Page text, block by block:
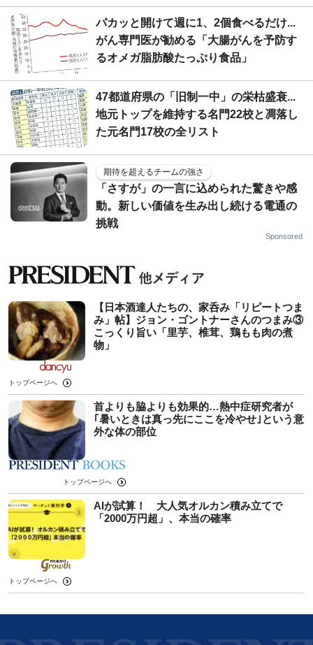
パカッと開けて週に1、2個食べるだけ...
がん専門医が勧める「大腸がんを予防す
るオメガ脂肪酸たっぷり食品」
47都道府県の「旧制一中」の栄枯盛衰...
地元トップを維持する名門22校と凋落し
た元名門17校の全リスト
期待を超えるチームの強さ
「さすが」の一言に込められた驚きや感
動。新しい価値を生み出し続ける電通の
挑戦
Sponsored
【日本酒達人たちの、家呑み「リピートつま
み」帖】ジョン・ゴントナーさんのつまみ③
こっくり旨い「里芋、椎茸、鶏もも肉の煮
物」
トップページへ
首よりも脇よりも効果的…熱中症研究者が
｢暑いときは真っ先にここを冷やせ｣という意
外な体の部位
トップページへ
AIが試算！ 大人気オルカン積み立てで
「2000万円超」、本当の確率
トップページへ